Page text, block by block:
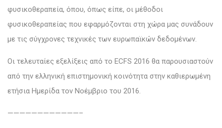
φυσικοθεραπεία, όπου, όπως είπε, οι μέθοδοι
φυσικοθεραπείας που εφαρμόζονται στη χώρα μας συνάδουν
με τις σύγχρονες τεχνικές των ευρωπαϊκών δεδομένων.
Οι τελευταίες εξελίξεις από το ECFS 2016 θα παρουσιαστούν
από την ελληνική επιστημονική κοινότητα στην καθιερωμένη
ετήσια Ημερίδα τον Νοέμβριο του 2016.
————————————–